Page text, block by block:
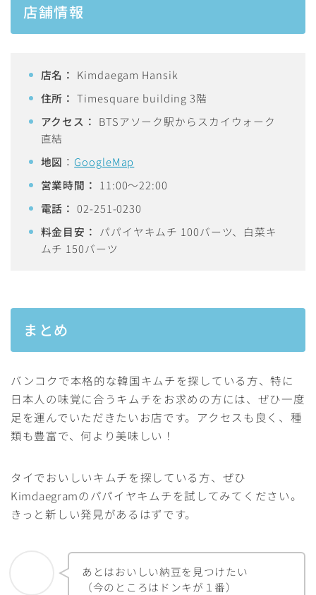
店舗情報
店名： Kimdaegam Hansik
住所： Timesquare building 3階
アクセス： BTSアソーク駅からスカイウォーク
直結
地図 ： GoogleMap
営業時間：
11:00〜22:00
電話： 02-251-0230
料金目安： パパイヤキムチ 100バーツ、白菜キ
ムチ 150バーツ
まとめ
バンコクで本格的な韓国キムチを探している方、特に
日本人の味覚に合うキムチをお求めの方には、ぜひ一度
足を運んでいただきたいお店です。アクセスも良く、種
類も豊富で、何より美味しい！
タイでおいしいキムチを探している方、ぜひ
Kimdaegramのパパイヤキムチを試してみてください。
きっと新しい発見があるはずです。
あとはおいしい納豆を見つけたい
（今のところはドンキが１番）